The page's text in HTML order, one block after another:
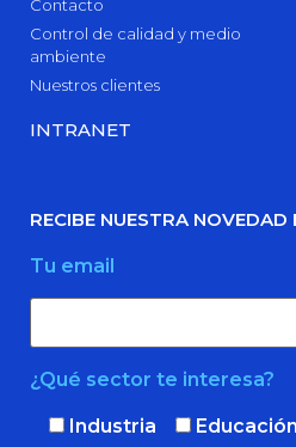
Contacto
Control de calidad y medio
ambiente
Nuestros clientes
INTRANET
RECIBE NUESTRA NOVEDAD
Tu email
¿Qué sector te interesa?
Industria Educación